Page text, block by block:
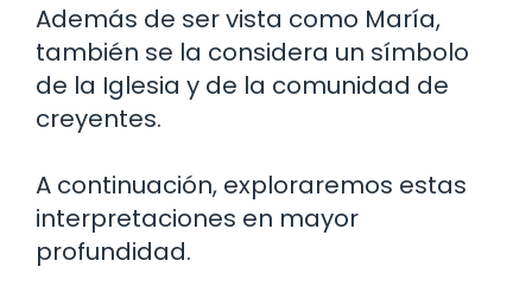
Además de ser vista como María,
también se la considera un símbolo
de la Iglesia y de la comunidad de
creyentes.
A continuación, exploraremos estas
interpretaciones en mayor
profundidad.